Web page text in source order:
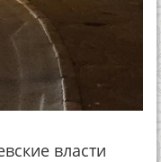
власти